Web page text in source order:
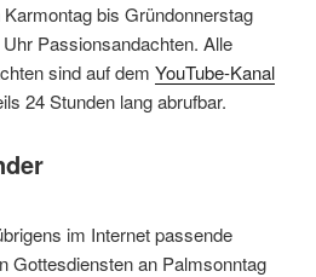
bis Gründonnerstag
Passionsandachten. Alle
sind auf dem YouTube-Kanal
24 Stunden lang abrufbar.
im Internet passende
Gottesdiensten an Palmsonntag